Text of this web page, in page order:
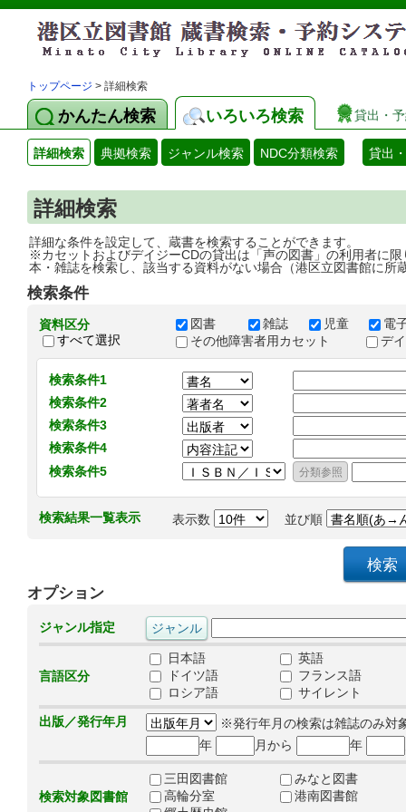
トップページ > 詳細検索
かんたん検索 いろいろ検索 貸出・
詳細検索 典拠検索 ジャンル検索 NDC分類検索 貸出
詳細検索
詳細な条件を設定して、蔵書を検索することができます。
※カセットおよびデイジーCDの貸出は「声の図書」の利用者に限
本・雑誌を検索し、該当する資料がない場合（港区立図書館に所
検索条件
資料区分
すべて選択
図書 雑誌 児童
電
その他障害者用カセット
デ
検索条件1
検索条件2
検索条件3
検索条件4
検索条件5
検索結果一覧表示 表示数 並び順
オプション
ジャンル指定
言語区分
日本語
英語
ドイツ語
フランス語
ロシア語
サイレント
出版／発行年月
※発行年月の検索は雑誌のみ対
年
月から 年
検索対象図書館
三田図書館
みなと図書
高輪分室
港南図書館